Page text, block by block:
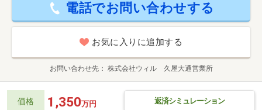
電話でお問い合わせする
お気に入りに追加する
お問い合わせ先 株式会社ウィル 久屋大通営業所
価格 返済シミュレーション
1,350万円